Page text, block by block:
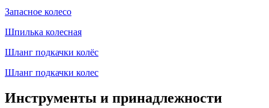
Запасное колесо
Шпилька колесная
Шланг подкачки колёс
Шланг подкачки колес
Инструменты и принадлежности